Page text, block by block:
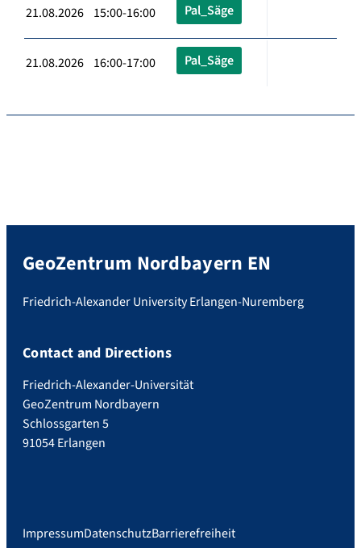
21.08.2026 15:00-16:00 Pal_Säge
21.08.2026 16:00-17:00 Pal_Säge
GeoZentrum Nordbayern EN
Friedrich-Alexander University Erlangen-Nuremberg
Contact and Directions
Friedrich-Alexander-Universität
GeoZentrum Nordbayern
Schlossgarten 5
91054 Erlangen
ImpressumDatenschutzBarrierefreiheit